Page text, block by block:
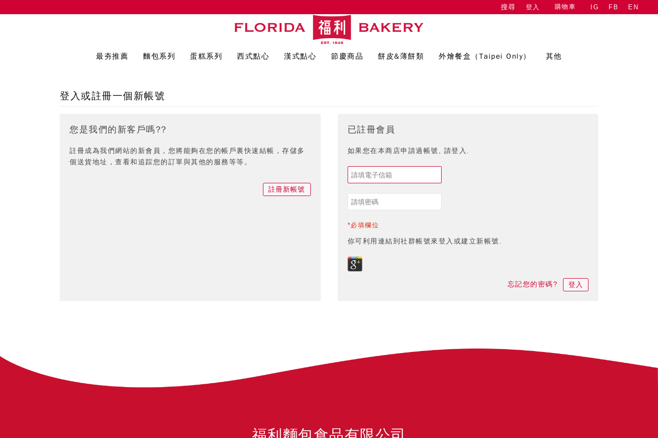
搜尋 登入 購物車 IG FB EN
最夯推薦 麵包系列 蛋糕系列 西式點心 漢式點心 節慶商品 餅皮&薄餅類 外燴餐盒（Taipei Only） 其他
登入或註冊一個新帳號
您是我們的新客戶嗎??
註冊成為我們網站的新會員，您將能夠在您的帳戶裏快速結帳，存儲多
個送貨地址，查看和追踪您的訂單與其他的服務等等。
註冊新帳號
已註冊會員
如果您在本商店申請過帳號, 請登入.
*必填欄位
你可利用連結到社群帳號來登入或建立新帳號.
忘記您的密碼? 登入